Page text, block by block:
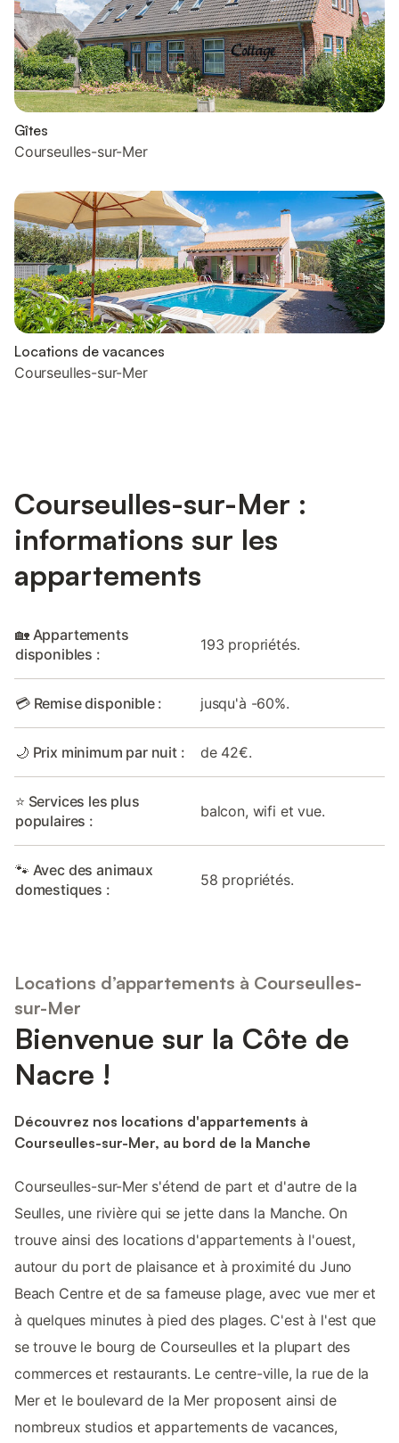
Gîtes
Courseulles-sur-Mer
Locations de vacances
Courseulles-sur-Mer
Courseulles-sur-Mer :
informations sur les
appartements
🏡 Appartements
disponibles :
193 propriétés.
💳 Remise disponible : jusqu'à -60%.
🌙 Prix minimum par nuit : de 42€.
⭐ Services les plus
populaires :
balcon, wifi et vue.
🐾 Avec des animaux
domestiques :
58 propriétés.
Locations d’appartements à Courseulles-
sur-Mer
Bienvenue sur la Côte de
Nacre !
Découvrez nos locations d'appartements à
Courseulles-sur-Mer, au bord de la Manche
Courseulles-sur-Mer s'étend de part et d'autre de la
Seulles, une rivière qui se jette dans la Manche. On
trouve ainsi des locations d'appartements à l'ouest,
autour du port de plaisance et à proximité du Juno
Beach Centre et de sa fameuse plage, avec vue mer et
à quelques minutes à pied des plages. C'est à l'est que
se trouve le bourg de Courseulles et la plupart des
commerces et restaurants. Le centre-ville, la rue de la
Mer et le boulevard de la Mer proposent ainsi de
nombreux studios et appartements de vacances,